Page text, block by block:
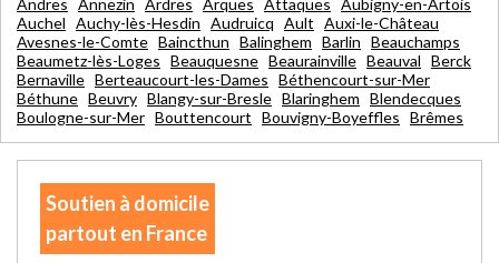
Auchel Auchy-lès-Hesdin Audruicq Ault Auxi-le-Château
Avesnes-le-Comte Baincthun Balinghem Barlin Beauchamps
Beaumetz-lès-Loges Beauquesne Beaurainville Beauval Berck
Bernaville Berteaucourt-les-Dames Béthencourt-sur-Mer
Béthune Beuvry Blangy-sur-Bresle Blaringhem Blendecques
Boulogne-sur-Mer Bouttencourt Bouvigny-Boyeffles Brêmes
Soutien à domicile
partout en France